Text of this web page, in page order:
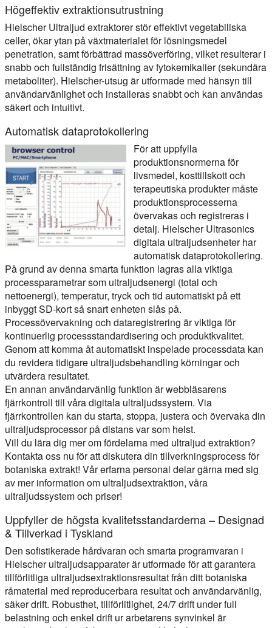
Högeffektiv extraktionsutrustning
Hielscher Ultraljud extraktorer stör effektivt vegetabiliska
celler, ökar ytan på växtmaterialet för lösningsmedel
penetration, samt förbättrad massöverföring, vilket resulterar i
snabb och fullständig frisättning av fytokemikalier (sekundära
metaboliter). Hielscher-utsug är utformade med hänsyn till
användarvänlighet och installeras snabbt och kan användas
säkert och intuitivt.
Automatisk dataprotokollering
För att uppfylla
produktionsnormerna för
livsmedel, kosttillskott och
terapeutiska produkter måste
produktionsprocesserna
övervakas och registreras i
detalj. Hielscher Ultrasonics
digitala ultraljudsenheter har
automatisk dataprotokollering.
På grund av denna smarta funktion lagras alla viktiga
processparametrar som ultraljudsenergi (total och
nettoenergi), temperatur, tryck och tid automatiskt på ett
inbyggt SD-kort så snart enheten slås på.
Processövervakning och dataregistrering är viktiga för
kontinuerlig processstandardisering och produktkvalitet.
Genom att komma åt automatiskt inspelade processdata kan
du revidera tidigare ultraljudsbehandling körningar och
utvärdera resultatet.
En annan användarvänlig funktion är webbläsarens
fjärrkontroll till våra digitala ultraljudssystem. Via
fjärrkontrollen kan du starta, stoppa, justera och övervaka din
ultraljudsprocessor på distans var som helst.
Vill du lära dig mer om fördelarna med ultraljud extraktion?
Kontakta oss nu för att diskutera din tillverkningsprocess för
botaniska extrakt! Vår erfarna personal delar gärna med sig
av mer information om ultraljudsextraktion, våra
ultraljudssystem och priser!
Uppfyller de högsta kvalitetsstandarderna – Designad
& Tillverkad i Tyskland
Den sofistikerade hårdvaran och smarta programvaran i
Hielscher ultraljudsapparater är utformade för att garantera
tillförlitliga ultraljudsextraktionsresultat från ditt botaniska
råmaterial med reproducerbara resultat och användarvänlig,
säker drift. Robusthet, tillförlitlighet, 24/7 drift under full
belastning och enkel drift ur arbetarens synvinkel är